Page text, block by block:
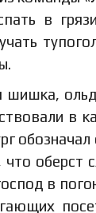
в
шишка,
в
оберст
в